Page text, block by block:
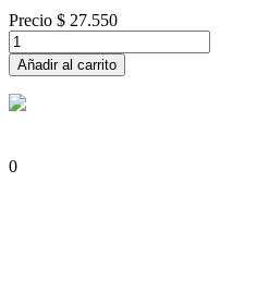
Precio $ 27.550
Añadir al carrito
0